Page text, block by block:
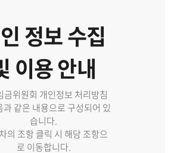
정보 수집
이용 안내
금위원회 개인정보 처리방침
과 같은 내용으로 구성되어 있
습니다.
의 조항 클릭 시 해당 조항으
로 이동합니다.